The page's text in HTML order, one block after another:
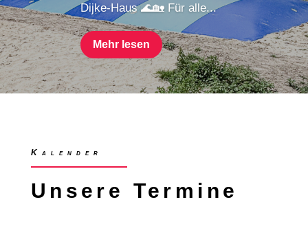
Dijke-Haus 🌊🏡 Für alle...
Mehr lesen
Kalender
Unsere Termine